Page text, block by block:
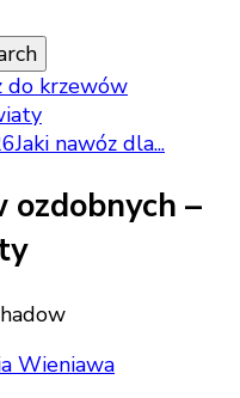
do krzewów
Jaki nawóz dla...
ozdobnych –
Wieniawa